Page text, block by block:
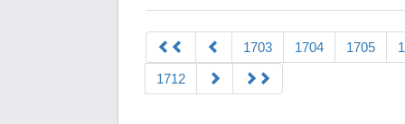
1703 1704 1705
1712